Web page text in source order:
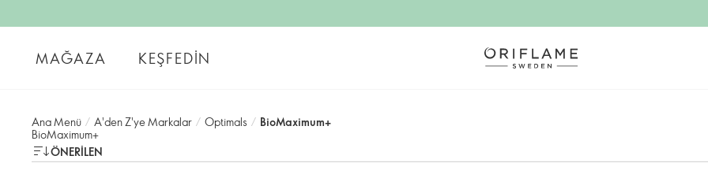
MAĞAZA KEŞFEDIN
Ana Menü / A'den Z'ye Markalar / Optimals / BioMaximum+
BioMaximum+
ÖNERILEN